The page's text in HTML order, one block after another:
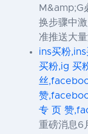
M&amp;G
换步骤中
准推送大
ins买粉
买粉,ig 买
丝
赞
专 页 赞
重磅消息6